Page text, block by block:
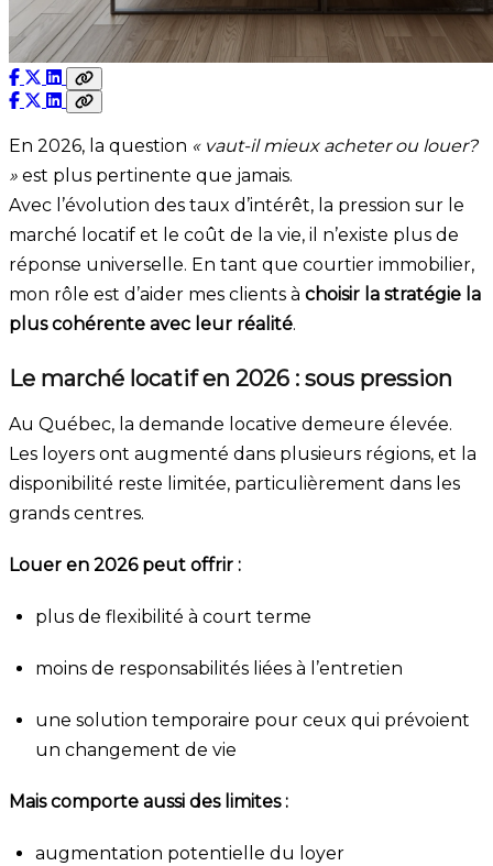
En 2026, la question « vaut-il mieux acheter ou louer?
» est plus pertinente que jamais.
Avec l’évolution des taux d’intérêt, la pression sur le
marché locatif et le coût de la vie, il n’existe plus de
réponse universelle. En tant que courtier immobilier,
mon rôle est d’aider mes clients à choisir la stratégie la
plus cohérente avec leur réalité.
Le marché locatif en 2026 : sous pression
Au Québec, la demande locative demeure élevée.
Les loyers ont augmenté dans plusieurs régions, et la
disponibilité reste limitée, particulièrement dans les
grands centres.
Louer en 2026 peut offrir :
plus de flexibilité à court terme
moins de responsabilités liées à l’entretien
une solution temporaire pour ceux qui prévoient
un changement de vie
Mais comporte aussi des limites :
augmentation potentielle du loyer